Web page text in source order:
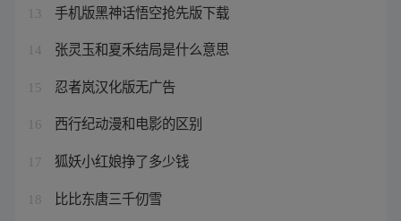
13 手机版黑神话悟空抢先版下载
14 张灵玉和夏禾结局是什么意思
15 忍者岚汉化版无广告
16 西行纪动漫和电影的区别
17 狐妖小红娘挣了多少钱
18 比比东唐三千仞雪